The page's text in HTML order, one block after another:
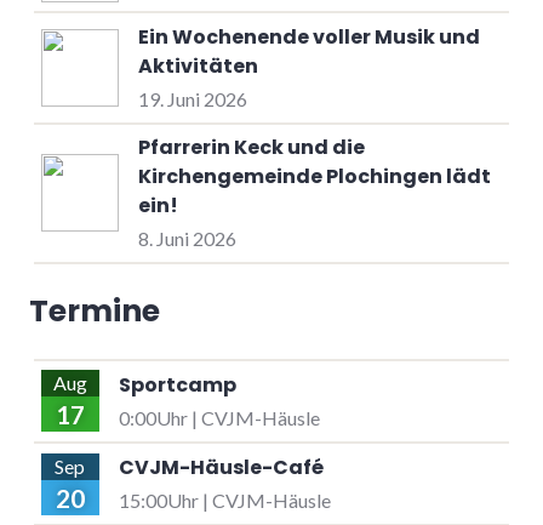
Ein Wochenende voller Musik und
Aktivitäten
19. Juni 2026
Pfarrerin Keck und die
Kirchengemeinde Plochingen lädt
ein!
8. Juni 2026
Termine
Aug
17
Sportcamp
0:00Uhr | CVJM-Häusle
Sep
20
CVJM-Häusle-Café
15:00Uhr | CVJM-Häusle